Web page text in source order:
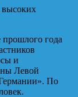
высоких
прошлого года
и
Левой
По